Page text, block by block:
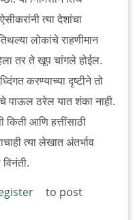
त्या देशांचा
लोकांचे राहणीमान
तर ते खूप चांगले होईल.
करण्याच्या दृष्टीने तो
पाऊल ठरेल यात शंका नाही.
किती आणि हत्तींसाठी
त्या लेखात अंतर्भाव
to post